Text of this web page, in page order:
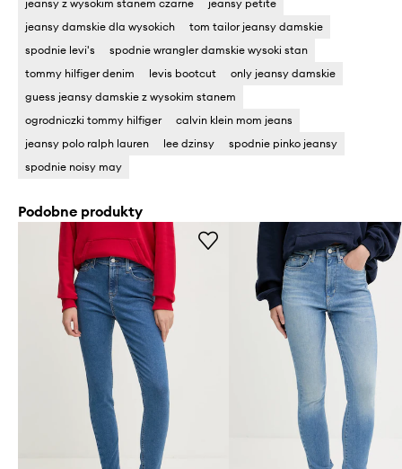
jeansy z wysokim stanem czarne
jeansy petite
jeansy damskie dla wysokich
tom tailor jeansy damskie
spodnie levi's
spodnie wrangler damskie wysoki stan
tommy hilfiger denim
levis bootcut
only jeansy damskie
guess jeansy damskie z wysokim stanem
ogrodniczki tommy hilfiger
calvin klein mom jeans
jeansy polo ralph lauren
lee dzinsy
spodnie pinko jeansy
spodnie noisy may
Podobne produkty